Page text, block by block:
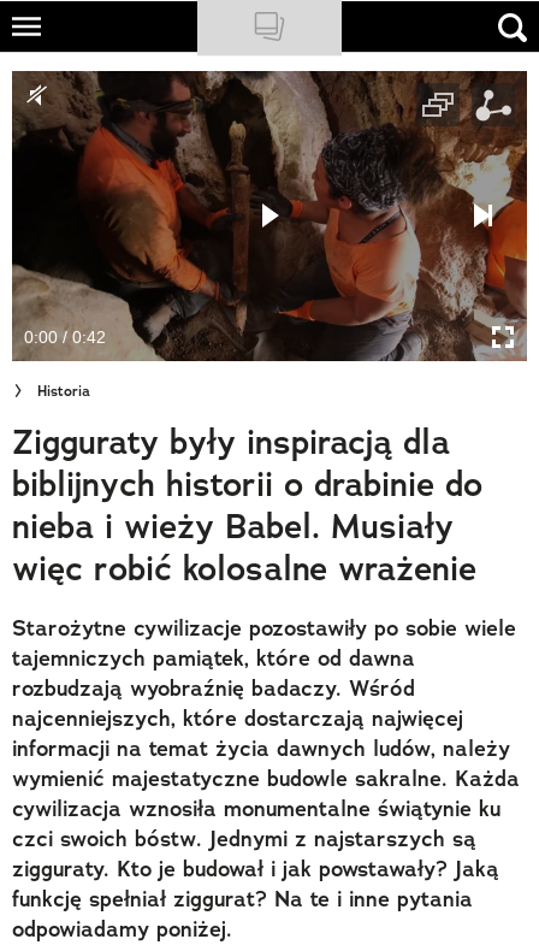
Skip
main
content
NATIONAL GEOGRAPHIC
TRAVELER
PODCASTY
Newsletter
Cuda Polski
Wielki Konkurs Fotograficzny
Trendbook Podróżniczy
Polecane
0:00 / 0:42
Historia
Zigguraty były inspiracją dla
biblijnych historii o drabinie do
nieba i wieży Babel. Musiały
więc robić kolosalne wrażenie
Starożytne cywilizacje pozostawiły po sobie wiele
tajemniczych pamiątek, które od dawna
rozbudzają wyobraźnię badaczy. Wśród
najcenniejszych, które dostarczają najwięcej
informacji na temat życia dawnych ludów, należy
wymienić majestatyczne budowle sakralne. Każda
cywilizacja wznosiła monumentalne świątynie ku
czci swoich bóstw. Jednymi z najstarszych są
zigguraty. Kto je budował i jak powstawały? Jaką
funkcję spełniał ziggurat? Na te i inne pytania
odpowiadamy poniżej.